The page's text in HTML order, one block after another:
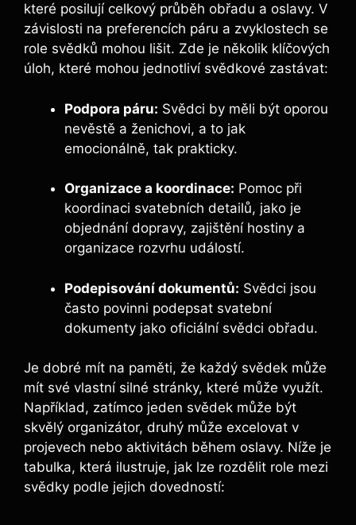
které posilují celkový průběh obřadu a oslavy. V
závislosti na preferencích páru a zvyklostech se
role svědků mohou lišit. Zde je několik klíčových
úloh, které mohou jednotliví svědkové zastávat:
Podpora páru: Svědci by měli být oporou
nevěstě a ženichovi, a to jak
emocionálně, tak prakticky.
Organizace a koordinace: Pomoc při
koordinaci svatebních detailů, jako je
objednání dopravy, zajištění hostiny a
organizace rozvrhu událostí.
Podepisování dokumentů: Svědci jsou
často povinni podepsat svatební
dokumenty jako oficiální svědci obřadu.
Je dobré mít na paměti, že každý svědek může
mít své vlastní silné stránky, které může využít.
Například, zatímco jeden svědek může být
skvělý organizátor, druhý může excelovat v
projevech nebo aktivitách během oslavy. Níže je
tabulka, která ilustruje, jak lze rozdělit role mezi
svědky podle jejich dovedností: